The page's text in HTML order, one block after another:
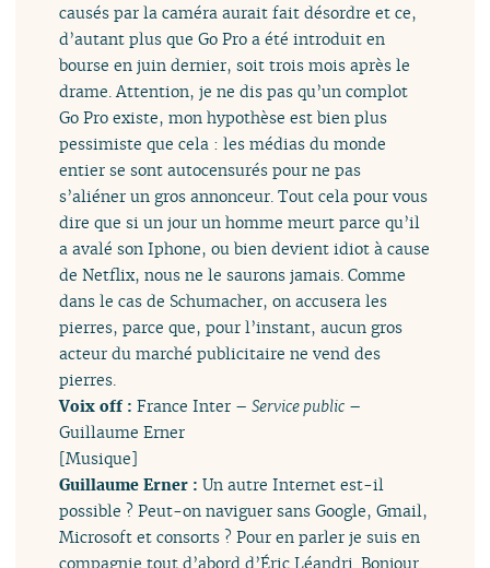
causés par la caméra aurait fait désordre et ce,
d’autant plus que Go Pro a été introduit en
bourse en juin dernier, soit trois mois après le
drame. Attention, je ne dis pas qu’un complot
Go Pro existe, mon hypothèse est bien plus
pessimiste que cela : les médias du monde
entier se sont autocensurés pour ne pas
s’aliéner un gros annonceur. Tout cela pour vous
dire que si un jour un homme meurt parce qu’il
a avalé son Iphone, ou bien devient idiot à cause
de Netflix, nous ne le saurons jamais. Comme
dans le cas de Schumacher, on accusera les
pierres, parce que, pour l’instant, aucun gros
acteur du marché publicitaire ne vend des
pierres.
Voix off :France Inter –Service public –
Guillaume Erner
[Musique]
Guillaume Erner :Un autre Internet est-il
possible ? Peut-on naviguer sans Google, Gmail,
Microsoft et consorts ? Pour en parler je suis en
compagnie tout d’abord d’Éric Léandri. Bonjour.